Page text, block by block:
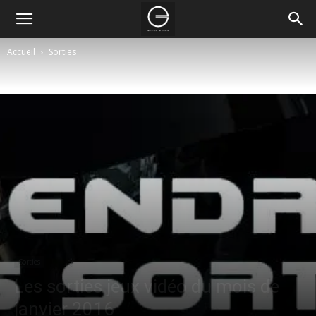
Accueil Sorties
Sorties
Les sorties jeux vidéo du mois de
janvier 2016